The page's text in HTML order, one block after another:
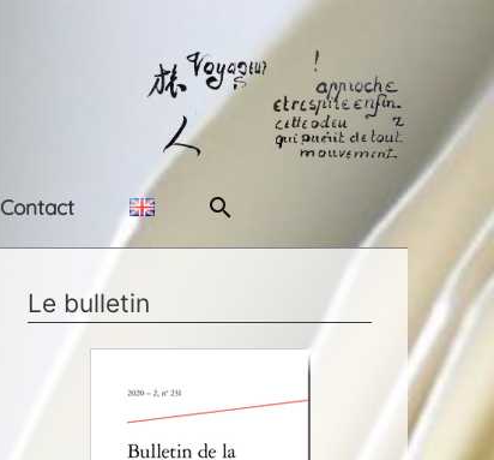
Contact Rechercher
Le bulletin